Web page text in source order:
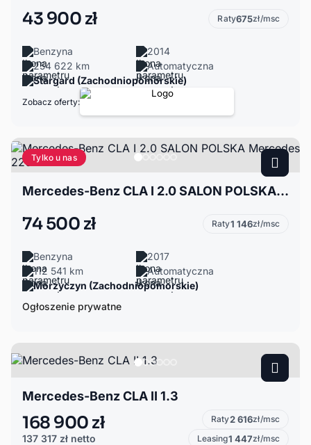
43 900 zł Raty675zł/msc
Benzyna
2014
254 622 km
Automatyczna
Stargard (Zachodniopomorskie)
Zobacz oferty:
Tylko u nas
Mercedes-Benz CLA I 2.0 SALON POLSKA Mercedes 220
74 500 zł Raty1 146zł/msc
Benzyna
2017
112 541 km
Automatyczna
Morzyczyn (Zachodniopomorskie)
Ogłoszenie prywatne
Mercedes-Benz CLA II 1.3
168 900 zł
137 317 zł netto
Raty2 616zł/msc
Leasing1 447zł/msc